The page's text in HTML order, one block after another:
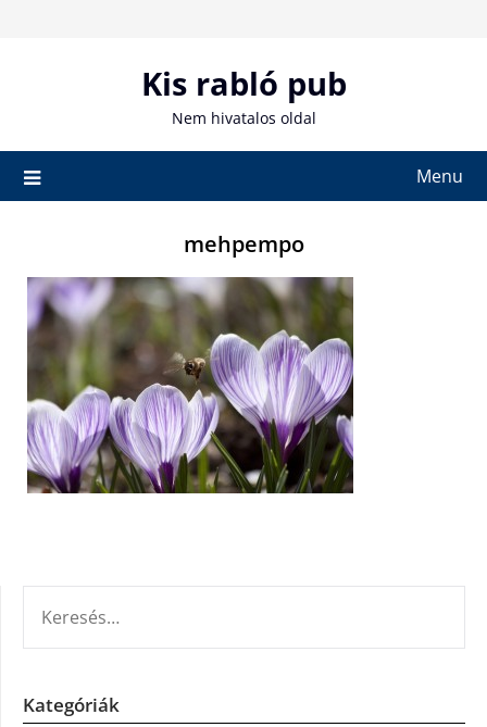
Kis rabló pub
Nem hivatalos oldal
Menu
mehpempo
Kategóriák